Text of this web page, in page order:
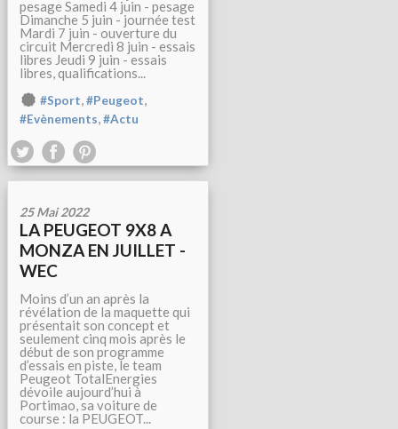
pesage Samedi 4 juin - pesage
Dimanche 5 juin - journée test
Mardi 7 juin - ouverture du
circuit Mercredi 8 juin - essais
libres Jeudi 9 juin - essais
libres, qualifications...
#Sport,#Peugeot,
#Evènements,#Actu
25 Mai 2022
LA PEUGEOT 9X8 A
MONZA EN JUILLET -
WEC
Moins d’un an après la
révélation de la maquette qui
présentait son concept et
seulement cinq mois après le
début de son programme
d’essais en piste, le team
Peugeot TotalEnergies
dévoile aujourd’hui à
Portimao, sa voiture de
course : la PEUGEOT...